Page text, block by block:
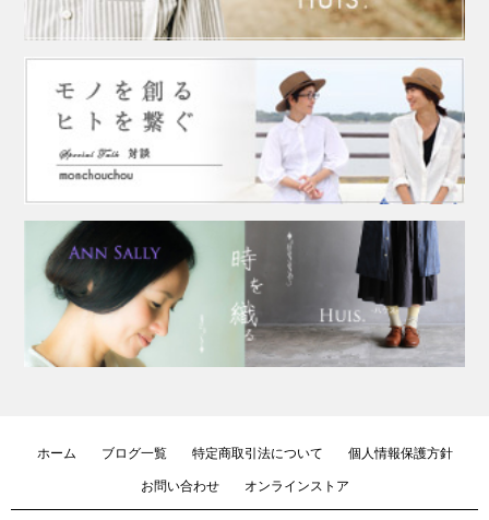
ホーム ブログ一覧 特定商取引法について
個人情報保護方針
お問い合わせ
オンラインストア